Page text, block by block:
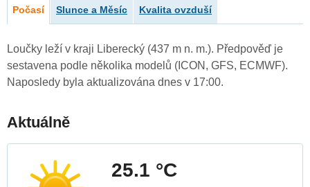
Počasí Slunce a Měsíc Kvalita ovzduší
Loučky leží v kraji Liberecký (437 m n. m.). Předpověď je
sestavena podle několika modelů (ICON, GFS, ECMWF).
Naposledy byla aktualizována dnes v 17:00.
Aktuálně
25.1 °C